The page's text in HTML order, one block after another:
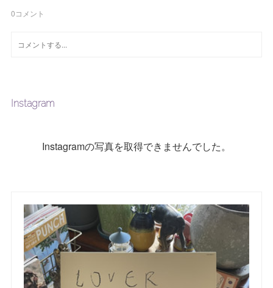
0コメント
Instagram
Instagramの写真を取得できませんでした。